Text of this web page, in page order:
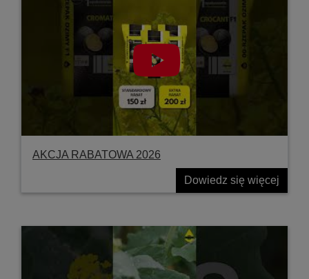
AKCJA RABATOWA 2026
Dowiedz się więcej